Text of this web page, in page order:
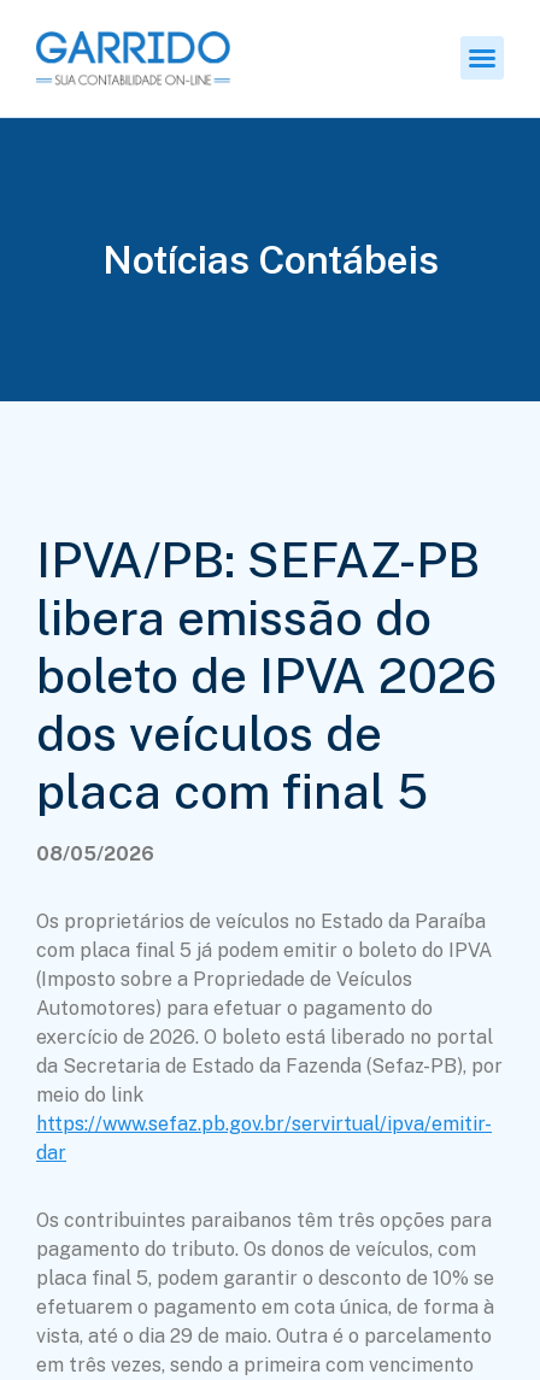
Notícias Contábeis
IPVA/PB: SEFAZ-PB
libera emissão do
boleto de IPVA 2026
dos veículos de
placa com final 5
08/05/2026
Os proprietários de veículos no Estado da Paraíba
com placa final 5 já podem emitir o boleto do IPVA
(Imposto sobre a Propriedade de Veículos
Automotores) para efetuar o pagamento do
exercício de 2026. O boleto está liberado no portal
da Secretaria de Estado da Fazenda (Sefaz-PB), por
meio do link
https://www.sefaz.pb.gov.br/servirtual/ipva/emitir-
dar
Os contribuintes paraibanos têm três opções para
pagamento do tributo. Os donos de veículos, com
placa final 5, podem garantir o desconto de 10% se
efetuarem o pagamento em cota única, de forma à
vista, até o dia 29 de maio. Outra é o parcelamento
em três vezes, sendo a primeira com vencimento